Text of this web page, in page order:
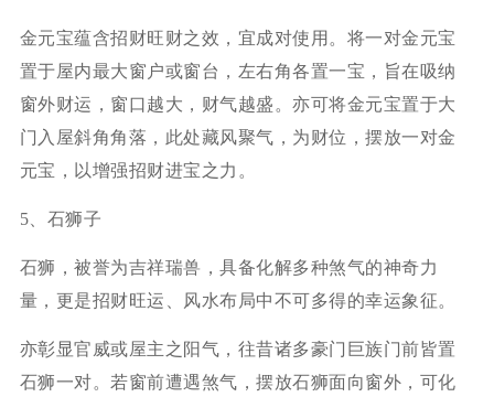
金元宝蕴含招财旺财之效，宜成对使用。将一对金元宝
置于屋内最大窗户或窗台，左右角各置一宝，旨在吸纳
窗外财运，窗口越大，财气越盛。亦可将金元宝置于大
门入屋斜角角落，此处藏风聚气，为财位，摆放一对金
元宝，以增强招财进宝之力。
5、石狮子
石狮，被誉为吉祥瑞兽，具备化解多种煞气的神奇力
量，更是招财旺运、风水布局中不可多得的幸运象征。
亦彰显官威或屋主之阳气，往昔诸多豪门巨族门前皆置
石狮一对。若窗前遭遇煞气，摆放石狮面向窗外，可化